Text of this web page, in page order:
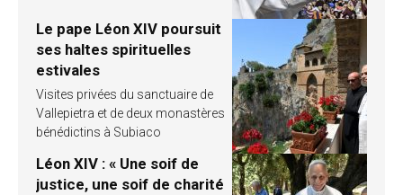
Le pape Léon XIV poursuit
ses haltes spirituelles
estivales
Visites privées du sanctuaire de
Vallepietra et de deux monastères
bénédictins à Subiaco
Léon XIV : « Une soif de
justice, une soif de charité